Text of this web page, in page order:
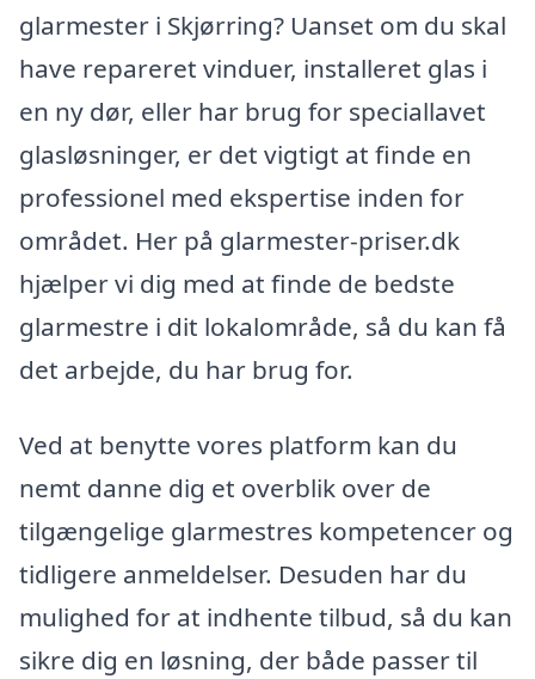
glarmester i Skjørring? Uanset om du skal
have repareret vinduer, installeret glas i
en ny dør, eller har brug for speciallavet
glasløsninger, er det vigtigt at finde en
professionel med ekspertise inden for
området. Her på glarmester-priser.dk
hjælper vi dig med at finde de bedste
glarmestre i dit lokalområde, så du kan få
det arbejde, du har brug for.
Ved at benytte vores platform kan du
nemt danne dig et overblik over de
tilgængelige glarmestres kompetencer og
tidligere anmeldelser. Desuden har du
mulighed for at indhente tilbud, så du kan
sikre dig en løsning, der både passer til